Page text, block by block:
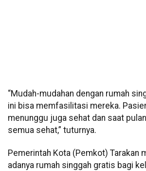
“Mudah-mudahan dengan rumah
ini bisa memfasilitasi mereka.
menunggu juga sehat dan saat
semua sehat,” tuturnya.
Pemerintah Kota (Pemkot) Tarakan
adanya rumah singgah gratis bagi